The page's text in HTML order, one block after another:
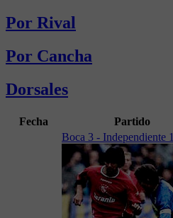
Por Rival
Por Cancha
Dorsales
Fecha Partido
Boca 3 - Independiente 1